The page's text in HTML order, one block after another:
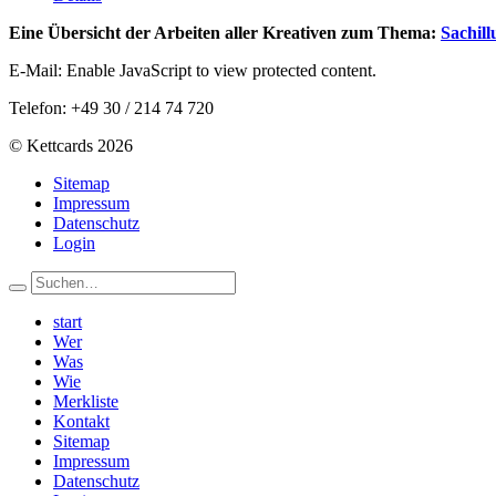
Eine Übersicht der Arbeiten aller Kreativen zum Thema:
E-Mail: Enable JavaScript to view protected content.
Telefon: +49 30 / 214 74 720
© Kettcards 2026
Sitemap
Impressum
Datenschutz
Login
start
Wer
Was
Wie
Merkliste
Kontakt
Sitemap
Impressum
Datenschutz